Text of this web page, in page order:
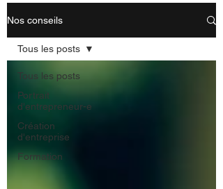
Nos conseils
Tous les posts
Portrait
d'entrepreneur-e
Création
d'entreprise
Formation
Tous les posts